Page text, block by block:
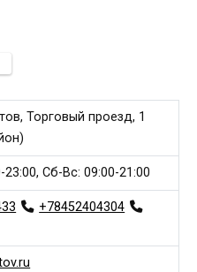
Торговый проезд, 1
23:00, Сб-Вс: 09:00-21:00
+78452404304